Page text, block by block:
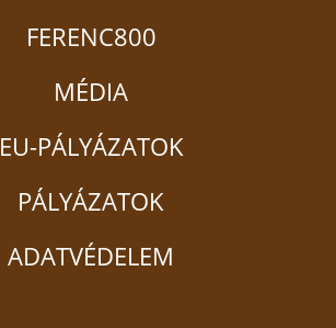
FERENC800
MÉDIA
EU-PÁLYÁZATOK
PÁLYÁZATOK
ADATVÉDELEM